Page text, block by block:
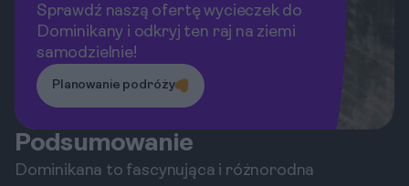
podróż?
Sprawdź naszą ofertę wycieczek do
Dominikany i odkryj ten raj na ziemi
samodzielnie!
Planowanie podróży
Podsumowanie
Dominikana to fascynująca i różnorodna